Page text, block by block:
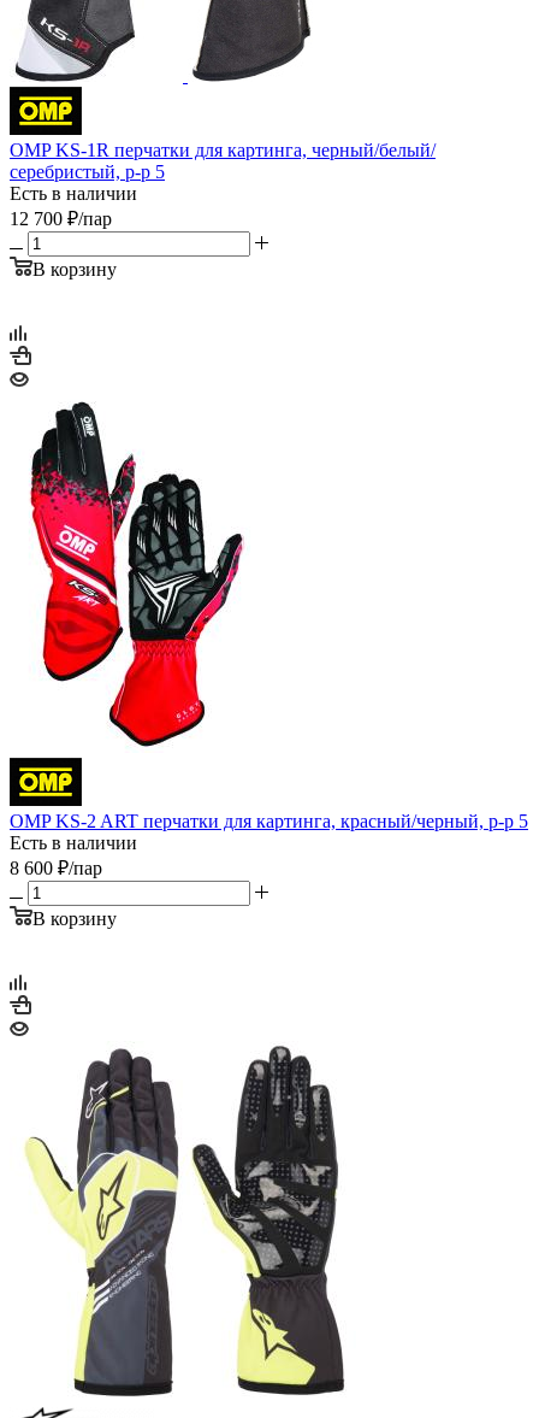
OMP KS-1R перчатки для картинга, черный/белый/
серебристый, р-р 5
Есть в наличии
12 700 ₽/пар
В корзину
OMP KS-2 ART перчатки для картинга, красный/черный, р-р 5
Есть в наличии
8 600 ₽/пар
В корзину